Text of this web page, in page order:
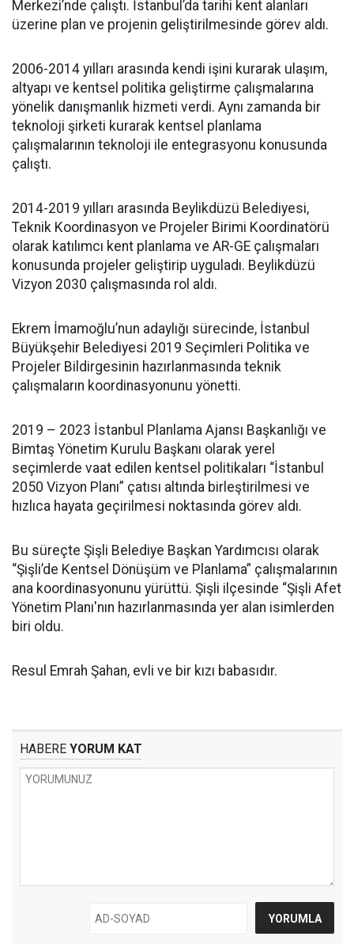
Merkezi’nde çalıştı. İstanbul’da tarihi kent alanları
üzerine plan ve projenin geliştirilmesinde görev aldı.
2006-2014 yılları arasında kendi işini kurarak ulaşım,
altyapı ve kentsel politika geliştirme çalışmalarına
yönelik danışmanlık hizmeti verdi. Aynı zamanda bir
teknoloji şirketi kurarak kentsel planlama
çalışmalarının teknoloji ile entegrasyonu konusunda
çalıştı.
2014-2019 yılları arasında Beylikdüzü Belediyesi,
Teknik Koordinasyon ve Projeler Birimi Koordinatörü
olarak katılımcı kent planlama ve AR-GE çalışmaları
konusunda projeler geliştirip uyguladı. Beylikdüzü
Vizyon 2030 çalışmasında rol aldı.
Ekrem İmamoğlu’nun adaylığı sürecinde, İstanbul
Büyükşehir Belediyesi 2019 Seçimleri Politika ve
Projeler Bildirgesinin hazırlanmasında teknik
çalışmaların koordinasyonunu yönetti.
2019 – 2023 İstanbul Planlama Ajansı Başkanlığı ve
Bimtaş Yönetim Kurulu Başkanı olarak yerel
seçimlerde vaat edilen kentsel politikaları “İstanbul
2050 Vizyon Planı” çatısı altında birleştirilmesi ve
hızlıca hayata geçirilmesi noktasında görev aldı.
Bu süreçte Şişli Belediye Başkan Yardımcısı olarak
“Şişli’de Kentsel Dönüşüm ve Planlama” çalışmalarının
ana koordinasyonunu yürüttü. Şişli ilçesinde “Şişli Afet
Yönetim Planı'nın hazırlanmasında yer alan isimlerden
biri oldu.
Resul Emrah Şahan, evli ve bir kızı babasıdır.
HABERE YORUM KAT